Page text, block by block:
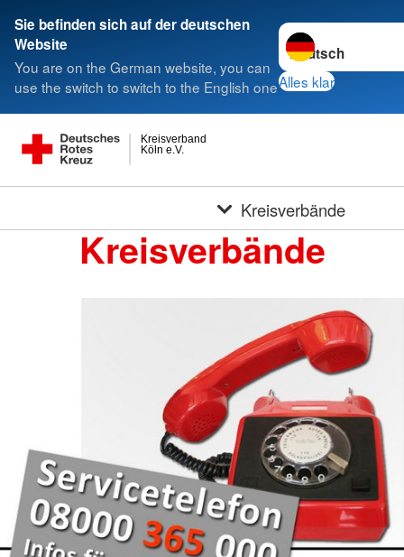
Sie befinden sich auf der deutschen
Website
You are on the German website, you can
use the switch to switch to the English one
Sprache wechseln
Alles klar
Köln e.V.
Kreisverband
Kreisverbände
Kreisverbände